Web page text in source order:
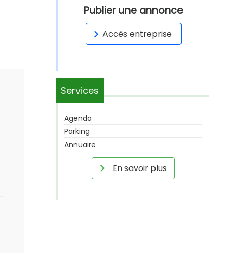
Publier une annonce
Accès entreprise
Services
Agenda
Parking
Annuaire
En savoir plus